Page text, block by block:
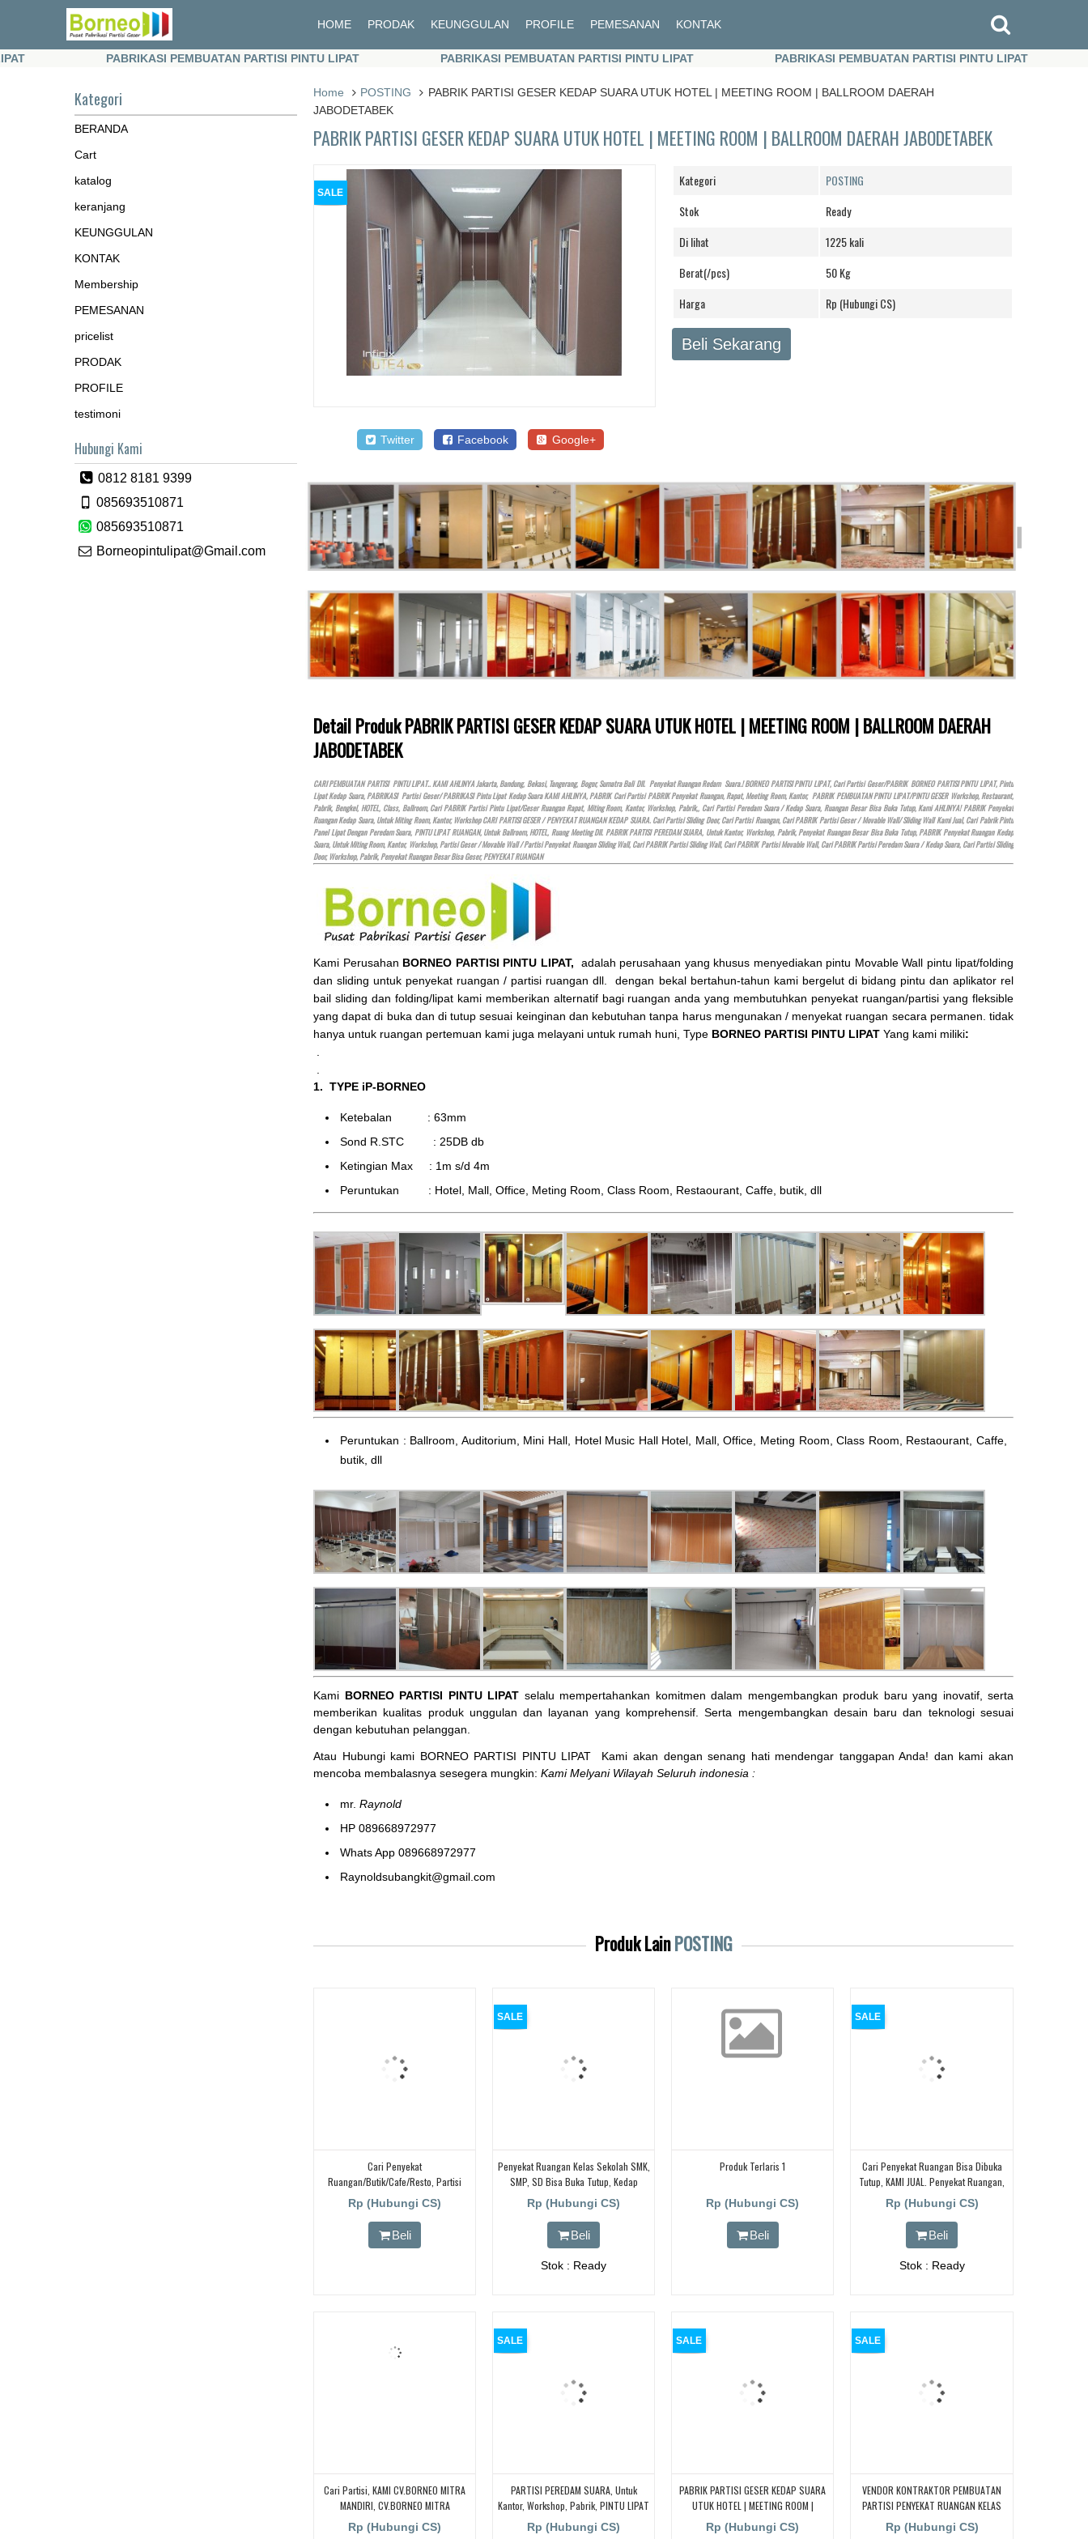
HOME PRODAK KEUNGGULAN PROFILE PEMESANAN KONTAK
PABRIKASI PEMBUATAN PARTISI PINTU LIPAT PABRIKASI PEMBUATAN PARTISI PINTU LIPAT PABRIKASI PEMBUATAN PARTISI PINTU LIPAT
Home
POSTING
PABRIK PARTISI GESER KEDAP SUARA UTUK HOTEL | MEETING ROOM | BALLROOM DAERAH
JABODETABEK
PABRIK PARTISI GESER KEDAP SUARA UTUK HOTEL | MEETING ROOM | BALLROOM DAERAH JABODETABEK
SALE
Twitter Facebook Google+
Kategori
POSTING
Stok
Ready
Di lihat
1225 kali
Berat(/pcs)
50 Kg
Harga
Rp (Hubungi CS)
Beli Sekarang
Detail Produk PABRIK PARTISI GESER KEDAP SUARA UTUK HOTEL | MEETING ROOM | BALLROOM DAERAH
JABODETABEK
CARI PEMBUATAN PARTISI PINTU LIPAT.. KAMI AHLINYA Jakarta, Bandung, Bekasi, Tangerang, Bogor, Sumatra Bali Dll. Penyekat Ruangan Redam Suara.! BORNEO PARTISI PINTU LIPAT, Cari Partisi Geser/PABRIK BORNEO PARTISI PINTU LIPAT, Pintu
Lipat Kedap Suara, PABRIKASI Partisi Geser/ PABRIKASI Pintu Lipat Kedap Suara KAMI AHLINYA, PABRIK Cari Partisi PABRIK Penyekat Ruangan, Rapat, Meeting Room, Kantor, PABRIK PEMBUATAN PINTU LIPAT/PINTU GESER Workshop, Restaurant,
Pabrik, Bengkel, HOTEL, Class, Ballroom, Cari PABRIK Partisi Pintu Lipat/Geser Ruangan Rapat, Miting Room, Kantor, Workshop, Pabrik,, Cari Partisi Peredam Suara / Kedap Suara, Ruangan Besar Bisa Buka Tutup, Kami AHLINYA! PABRIK Penyekat
Ruangan Kedap Suara, Untuk Miting Room, Kantor, Workshop CARI PARTISI GESER / PENYEKAT RUANGAN KEDAP SUARA. Cari Partisi Sliding Door, Cari Partisi Ruangan, Cari PABRIK Partisi Geser / Movable Wall/ Sliding Wall Kami Jual, Cari Pabrik Pintu
Panel Lipat Dengan Peredam Suara, PINTU LIPAT RUANGAN, Untuk Ballroom, HOTEL, Ruang Meeting Dll. PABRIK PARTISI PEREDAM SUARA, Untuk Kantor, Workshop, Pabrik, Penyekat Ruangan Besar Bisa Buka Tutup, PABRIK Penyekat Ruangan Kedap
Suara, Untuk Miting Room, Kantor, Workshop, Partisi Geser / Movable Wall / Partisi Penyekat Ruangan Sliding Wall, Cari PABRIK Partisi Sliding Wall, Cari PABRIK Partisi Movable Wall, Cari PABRIK Partisi Peredam Suara / Kedap Suara, Cari Partisi Sliding
Door, Workshop, Pabrik, Penyekat Ruangan Besar Bisa Geser, PENYEKAT RUANGAN
Kami Perusahan BORNEO PARTISI PINTU LIPAT, adalah perusahaan yang khusus menyediakan pintu Movable Wall pintu lipat/folding
dan sliding untuk penyekat ruangan / partisi ruangan dll. dengan bekal bertahun-tahun kami bergelut di bidang pintu dan aplikator rel
bail sliding dan folding/lipat kami memberikan alternatif bagi ruangan anda yang membutuhkan penyekat ruangan/partisi yang fleksible
yang dapat di buka dan di tutup sesuai keinginan dan kebutuhan tanpa harus mengunakan / menyekat ruangan secara permanen. tidak
hanya untuk ruangan pertemuan kami juga melayani untuk rumah huni, Type BORNEO PARTISI PINTU LIPAT Yang kami miliki:
1. TYPE iP-BORNEO
Ketebalan : 63mm
Sond R.STC : 25DB db
Ketingian Max : 1m s/d 4m
Peruntukan : Hotel, Mall, Office, Meting Room, Class Room, Restaourant, Caffe, butik, dll
Peruntukan : Ballroom, Auditorium, Mini Hall, Hotel Music Hall Hotel, Mall, Office, Meting Room, Class Room, Restaourant, Caffe,
butik, dll
Kami BORNEO PARTISI PINTU LIPAT selalu mempertahankan komitmen dalam mengembangkan produk baru yang inovatif, serta
memberikan kualitas produk unggulan dan layanan yang komprehensif. Serta mengembangkan desain baru dan teknologi sesuai
dengan kebutuhan pelanggan.
Atau Hubungi kami BORNEO PARTISI PINTU LIPAT
Kami akan dengan senang hati mendengar tanggapan Anda! dan kami akan
mencoba membalasnya sesegera mungkin: Kami Melyani Wilayah Seluruh indonesia :
mr. Raynold
HP 089668972977
Whats App 089668972977
Raynoldsubangkit@gmail.com
Produk LainPOSTING
Cari Penyekat
Ruangan/butik/cafe/resto, Partisi
Meeting Room Kedap Suara | Cari
Partisi Ruangan, Cari Partisi Geser /
Movable Wall/ Sliding Wall
Rp (Hubungi CS)
Beli
SALE
Penyekat Ruangan Kelas Sekolah SMK,
SMP, SD Bisa Buka Tutup, Kedap
SUARA! UNTUK HOTEL | UNTUK RUANG
KELAS KAMPUS | KELAS SEKOLAH Di
BANDUNG, JAKARTA, BEKASI,
TANGERANG
Rp (Hubungi CS)
Beli
Stok : Ready
Produk Terlaris 1
Rp (Hubungi CS)
Beli
SALE
Cari Penyekat Ruangan Bisa Dibuka
Tutup, KAMI JUAL. Penyekat Ruangan,
Peredam Suara, Partisi Geser UNTUK
HOTEL | UNTUK RUANG KELAS KAMPUS
| KELAS SEKOLAH Di BANDUNG,
JAKARTA, BEKASI, TANGERANG
Rp (Hubungi CS)
Beli
Stok : Ready
Cari Partisi, KAMI CV.BORNEO MITRA
MANDIRI, CV.BORNEO MITRA
MANDIRI,CV.BORNEO MITRA
MANDIRI,CV.BORNEO MITRA MANDIRI
Rp (Hubungi CS)
SALE
PARTISI PEREDAM SUARA, Untuk
Kantor, Workshop, Pabrik, PINTU LIPAT
REDAM SUARA
Rp (Hubungi CS)
SALE
PABRIK PARTISI GESER KEDAP SUARA
UTUK HOTEL | MEETING ROOM |
BALLROOM DAERAH JABODETABEK
Rp (Hubungi CS)
SALE
VENDOR KONTRAKTOR PEMBUATAN
PARTISI PENYEKAT RUANGAN KELAS
KAMPUS UNIVERSITAS | KEDOKTERAN
UI |ITB | IPB| UNJ| UGM| PAKUAN|
Rp (Hubungi CS)
Kategori
BERANDA
Cart
katalog
keranjang
KEUNGGULAN
KONTAK
Membership
PEMESANAN
pricelist
PRODAK
PROFILE
testimoni
Hubungi Kami
0812 8181 9399
085693510871
085693510871
Borneopintulipat@Gmail.com